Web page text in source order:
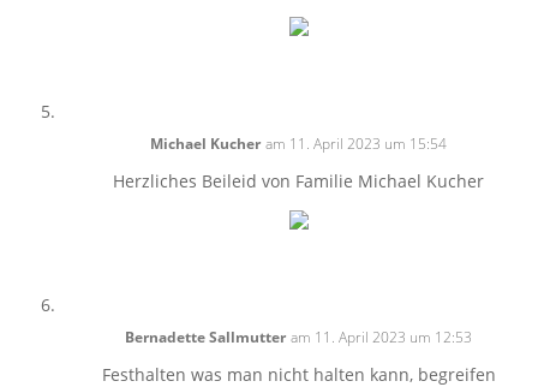
Michael Kucher am 11. April 2023 um 15:54
Herzliches Beileid von Familie Michael Kucher
Bernadette Sallmutter am 11. April 2023 um 12:53
Festhalten was man nicht halten kann, begreifen